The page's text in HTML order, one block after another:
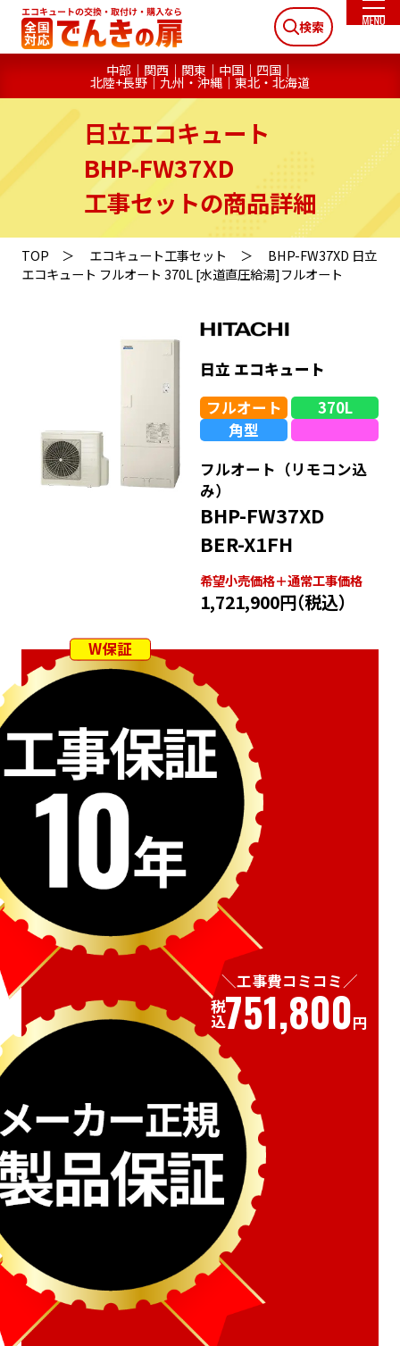
検索
中部 関西 関東 中国 四国
北陸+長野 九州・沖縄 東北・北海道
日立エコキュート
BHP-FW37XD
工事セットの商品詳細
TOP エコキュート工事セット
BHP-FW37XD 日立
エコキュート フルオート 370L [水道直圧給湯]フルオート
日立 エコキュート
フルオート
370L
角型
フルオート（リモコン込
み）
BHP-FW37XD
BER-X1FH
希望⼩売価格＋通常⼯事価格
1,721,900円（税込）
W保証
工事費コミコミ
税込751,800円